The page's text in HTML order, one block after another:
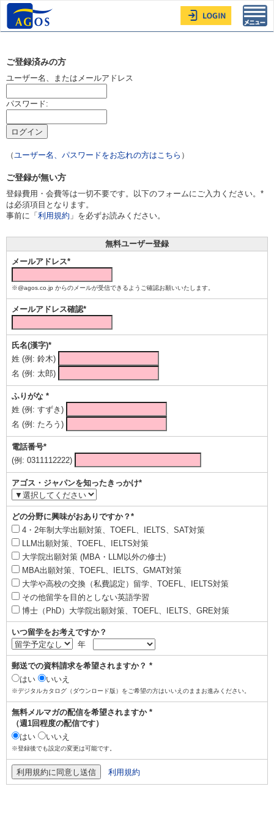
ご登録済みの方
ユーザー名、またはメールアドレス
パスワード:
（ユーザー名、パスワードをお忘れの方はこちら ）
ご登録が無い方
登録費用・会費等は一切不要です。以下のフォームにご入力ください。*
は必須項目となります。
事前に「 利用規約 」を必ずお読みください。
無料ユーザー登録
メールアドレス*
※@agos.co.jp からのメールが受信できるようご確認お願いいたします。
メールアドレス確認*
氏名(漢字)*
姓 (例: 鈴木)
名 (例: 太郎)
ふりがな *
姓 (例: すずき)
名 (例: たろう)
電話番号*
(例: 0311112222)
アゴス・ジャパンを知ったきっかけ*
どの分野に興味がおありですか？*
4・2年制大学出願対策、TOEFL、IELTS、SAT対策
LLM出願対策、TOEFL、IELTS対策
大学院出願対策 (MBA・LLM以外の修士)
MBA出願対策、TOEFL、IELTS、GMAT対策
大学や高校の交換（私費認定）留学、TOEFL、IELTS対策
その他留学を目的としない英語学習
博士（PhD）大学院出願対策、TOEFL、IELTS、GRE対策
いつ留学をお考えですか？
年
郵送での資料請求を希望されますか？ *
はい
いいえ
※デジタルカタログ（ダウンロード版）をご希望の方はいいえのままお進みください。
無料メルマガの配信を希望されますか *
（週1回程度の配信です）
はい
いいえ
※登録後でも設定の変更は可能です。
利用規約